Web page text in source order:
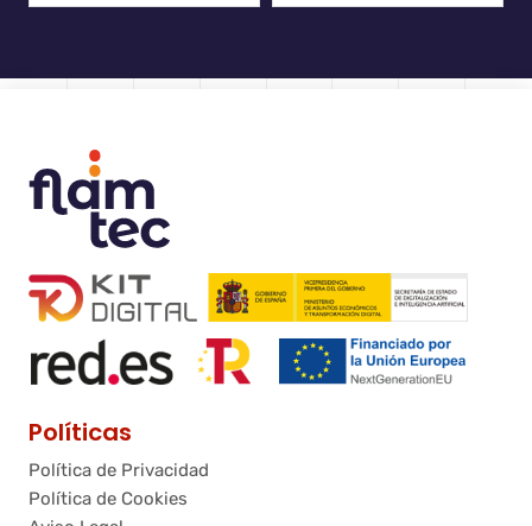
Políticas
Política de Privacidad
Política de Cookies